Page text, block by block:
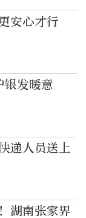
安心才行
银发暖意
递人员送上
湖南张家界